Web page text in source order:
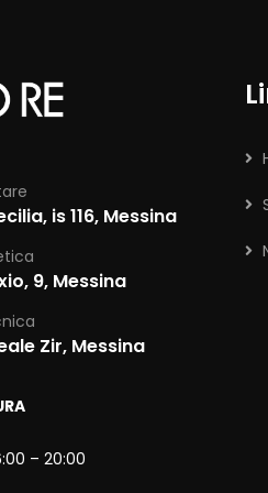
is 116, Messina
9, Messina
Zir, Messina
– 20:00